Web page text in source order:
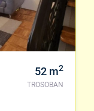
52 m2
TROSOBAN